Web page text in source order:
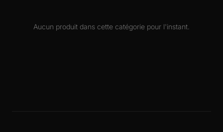
Aucun produit dans cette catégorie pour l'instant.